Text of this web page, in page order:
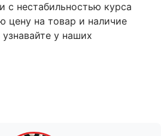
с нестабильностью курса
цену на товар и наличие
у наших